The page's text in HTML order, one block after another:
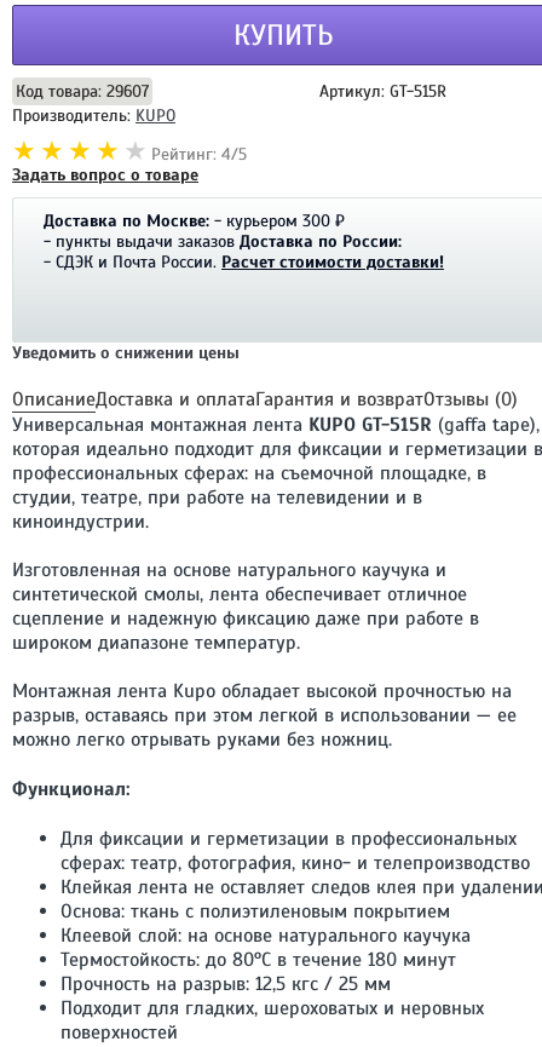
КУПИТЬ
Код товара: 29607
Артикул: GT-515R
Производитель: KUPO
Рейтинг: 4/5
Задать вопрос о товаре
Доставка по Москве: - курьером 300 ₽
- пункты выдачи заказов Доставка по России:
- СДЭК и Почта России. Расчет стоимости доставки!
Уведомить о снижении цены
ОписаниеДоставка и оплатаГарантия и возвратОтзывы (0)
Универсальная монтажная лента KUPO GT-515R (gaffa tape),
которая идеально подходит для фиксации и герметизации в
профессиональных сферах: на съемочной площадке, в
студии, театре, при работе на телевидении и в
киноиндустрии.
Изготовленная на основе натурального каучука и
синтетической смолы, лента обеспечивает отличное
сцепление и надежную фиксацию даже при работе в
широком диапазоне температур.
Монтажная лента Kupo обладает высокой прочностью на
разрыв, оставаясь при этом легкой в использовании — ее
можно легко отрывать руками без ножниц.
Функционал:
Для фиксации и герметизации в профессиональных
сферах: театр, фотография, кино- и телепроизводство
Клейкая лента не оставляет следов клея при
Основа: ткань с полиэтиленовым покрытием
Клеевой слой: на основе натурального каучука
Термостойкость: до 80°C в течение 180 минут
Прочность на разрыв: 12,5 кгс / 25 мм
Подходит для гладких, шероховатых и неровных
поверхностей